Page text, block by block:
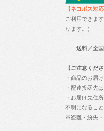
【ネコポス対
ご利用できま
ります。）
送料／全
【ご注意くださ
・商品のお届
・配達投函先
・お届け先住
不明になること
※盗難・紛失・